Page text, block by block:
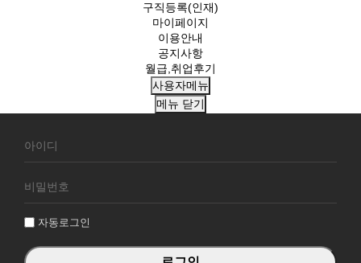
구직등록(인재)
마이페이지
이용안내
공지사항
월급,취업후기
사용자메뉴
메뉴 닫기
원
그
자동로그인